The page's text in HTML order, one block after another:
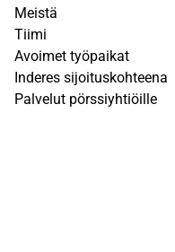
Meistä
Tiimi
Avoimet työpaikat
Inderes sijoituskohteena
Palvelut pörssiyhtiöille